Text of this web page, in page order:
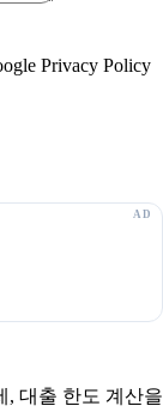
Privacy Policy
, 대출 한도 계산을